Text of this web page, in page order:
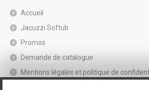
Accueil
Jacuzzi Softub
Promos
Demande de catalogue
Mentions légales et politique de